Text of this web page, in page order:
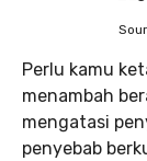
Perlu kamu
menambah
mengatasi
penyebab